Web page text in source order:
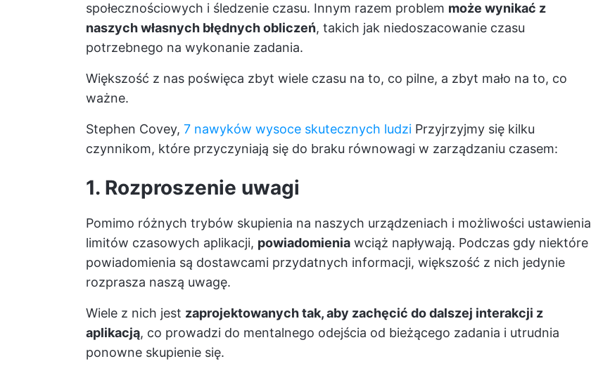
społecznościowych i śledzenie czasu. Innym razem problem może wynikać z
naszych własnych błędnych obliczeń, takich jak niedoszacowanie czasu
potrzebnego na wykonanie zadania.
Większość z nas poświęca zbyt wiele czasu na to, co pilne, a zbyt mało na to, co
ważne.
Stephen Covey, 7 nawyków wysoce skutecznych ludzi Przyjrzyjmy się kilku
czynnikom, które przyczyniają się do braku równowagi w zarządzaniu czasem:
1. Rozproszenie uwagi
Pomimo różnych trybów skupienia na naszych urządzeniach i możliwości ustawienia
limitów czasowych aplikacji, powiadomienia wciąż napływają. Podczas gdy niektóre
powiadomienia są dostawcami przydatnych informacji, większość z nich jedynie
rozprasza naszą uwagę.
Wiele z nich jest zaprojektowanych tak, aby zachęcić do dalszej interakcji z
aplikacją, co prowadzi do mentalnego odejścia od bieżącego zadania i utrudnia
ponowne skupienie się.